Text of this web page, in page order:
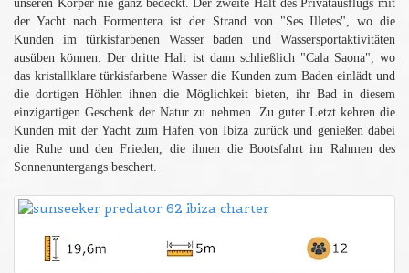
unseren Körper nie ganz bedeckt. Der zweite Halt des Privatausflugs mit
der Yacht nach Formentera ist der Strand von "Ses Illetes", wo die
Kunden im türkisfarbenen Wasser baden und Wassersportaktivitäten
ausüben können. Der dritte Halt ist dann schließlich "Cala Saona", wo
das kristallklare türkisfarbene Wasser die Kunden zum Baden einlädt und
die dortigen Höhlen ihnen die Möglichkeit bieten, ihr Bad in diesem
einzigartigen Geschenk der Natur zu nehmen. Zu guter Letzt kehren die
Kunden mit der Yacht zum Hafen von Ibiza zurück und genießen dabei
die Ruhe und den Frieden, die ihnen die Bootsfahrt im Rahmen des
Sonnenuntergangs beschert.